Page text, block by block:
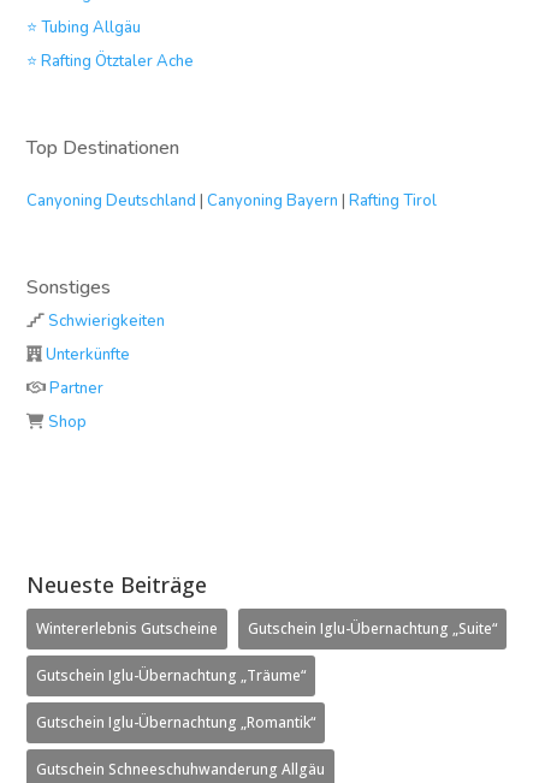
⭐ Tubing Allgäu
⭐ Rafting Ötztaler Ache
Top Destinationen
Canyoning Deutschland | Canyoning Bayern |Rafting Tirol
Sonstiges
Schwierigkeiten
Unterkünfte
Partner
Shop
Neueste Beiträge
Wintererlebnis Gutscheine Gutschein Iglu-Übernachtung „Suite“
Gutschein Iglu-Übernachtung „Träume“
Gutschein Iglu-Übernachtung „Romantik“
Gutschein Schneeschuhwanderung Allgäu